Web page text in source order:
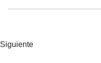
Siguiente